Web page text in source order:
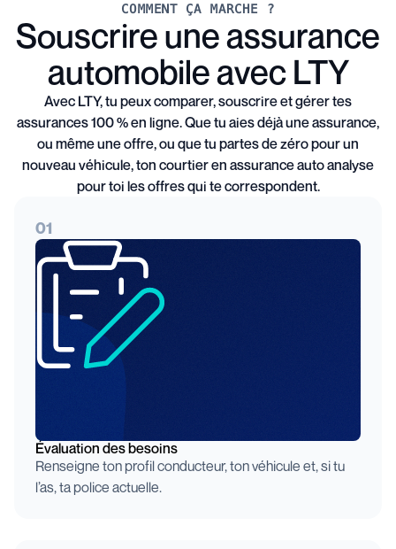
COMMENT ÇA MARCHE ?
Souscrire une assurance
automobile avec LTY
Avec LTY, tu peux comparer, souscrire et gérer tes
assurances 100 % en ligne. Que tu aies déjà une assurance,
ou même une offre, ou que tu partes de zéro pour un
nouveau véhicule, ton courtier en assurance auto analyse
pour toi les offres qui te correspondent.
01
Évaluation des besoins
Renseigne ton profil conducteur, ton véhicule et, si tu
l’as, ta police actuelle.